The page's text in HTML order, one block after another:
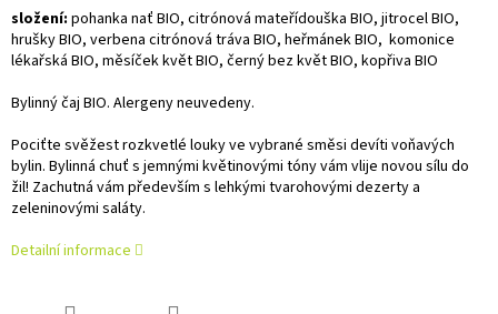
složení: pohanka nať BIO, citrónová mateřídouška BIO, jitrocel BIO,
hrušky BIO, verbena citrónová tráva BIO, heřmánek BIO, komonice
lékařská BIO, měsíček květ BIO, černý bez květ BIO, kopřiva BIO
Bylinný čaj BIO. Alergeny neuvedeny.
Pociťte svěžest rozkvetlé louky ve vybrané směsi devíti voňavých
bylin. Bylinná chuť s jemnými květinovými tóny vám vlije novou sílu do
žil! Zachutná vám především s lehkými tvarohovými dezerty a
zeleninovými saláty.
Detailní informace